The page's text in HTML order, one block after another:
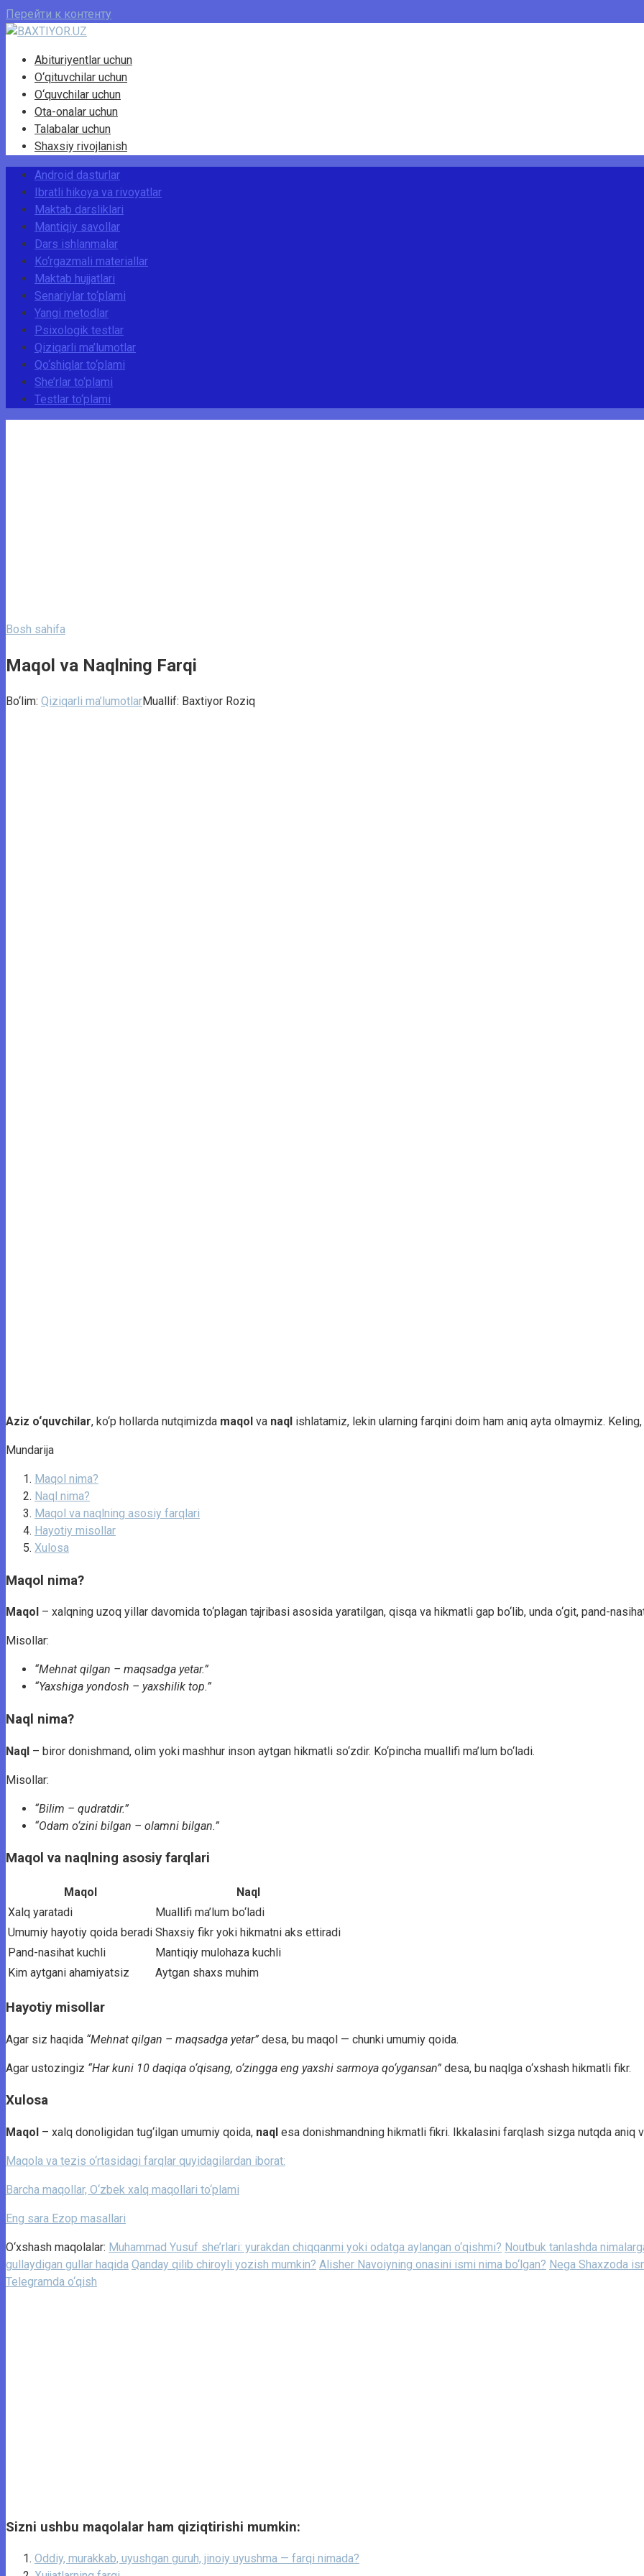
Перейти к контенту
Abituriyentlar uchun
O‘qituvchilar uchun
O‘quvchilar uchun
Ota-onalar uchun
Talabalar uchun
Shaxsiy rivojlanish
Android dasturlar
Ibratli hikoya va rivoyatlar
Maktab darsliklari
Mantiqiy savollar
Dars ishlanmalar
Ko‘rgazmali materiallar
Maktab hujjatlari
Senariylar to‘plami
Yangi metodlar
Psixologik testlar
Qiziqarli ma’lumotlar
Qo‘shiqlar to‘plami
She’rlar to‘plami
Testlar to‘plami
Bosh sahifa
Maqol va Naqlning Farqi
Bo‘lim: Qiziqarli ma’lumotlarMuallif: Baxtiyor Roziq
Aziz o‘quvchilar, ko‘p hollarda nutqimizda maqol va naql ishlatamiz, lekin ularning farqini doim ham aniq ayta olmaymiz.
Mundarija
Maqol nima?
Naql nima?
Maqol va naqlning asosiy farqlari
Hayotiy misollar
Xulosa
Maqol nima?
Maqol – xalqning uzoq yillar davomida to‘plagan tajribasi asosida yaratilgan, qisqa va hikmatli gap bo‘lib, unda o‘git, pand-
Misollar:
“Mehnat qilgan – maqsadga yetar.”
“Yaxshiga yondosh – yaxshilik top.”
Naql nima?
Naql – biror donishmand, olim yoki mashhur inson aytgan hikmatli so‘zdir. Ko‘pincha muallifi ma’lum bo‘ladi.
Misollar:
“Bilim – qudratdir.”
“Odam o‘zini bilgan – olamni bilgan.”
Maqol va naqlning asosiy farqlari
Maqol
Naql
Xalq yaratadi
Muallifi ma’lum bo‘ladi
Umumiy hayotiy qoida beradi Shaxsiy fikr yoki hikmatni aks ettiradi
Pand-nasihat kuchli
Mantiqiy mulohaza kuchli
Kim aytgani ahamiyatsiz
Aytgan shaxs muhim
Hayotiy misollar
Agar siz haqida “Mehnat qilgan – maqsadga yetar” desa, bu maqol — chunki umumiy qoida.
Agar ustozingiz “Har kuni 10 daqiqa o‘qisang, o‘zingga eng yaxshi sarmoya qo‘ygansan” desa, bu naqlga o‘xshash hikmatli fikr.
Xulosa
Maqol – xalq donoligidan tug‘ilgan umumiy qoida, naql esa donishmandning hikmatli fikri. Ikkalasini farqlash sizga nutqda aniq
Maqola va tezis o‘rtasidagi farqlar quyidagilardan iborat:
Barcha maqollar, O‘zbek xalq maqollari to‘plami
Eng sara Ezop masallari
O‘xshash maqolalar: Muhammad Yusuf she’rlari: yurakdan chiqqanmi yoki odatga aylangan o‘qishmi? Noutbuk tanlashda
gullaydigan gullar haqida Qanday qilib chiroyli yozish mumkin? Alisher Navoiyning onasini ismi nima bo‘lgan? Nega Shaxzoda
Telegramda o‘qish
Sizni ushbu maqolalar ham qiziqtirishi mumkin:
Oddiy, murakkab, uyushgan guruh, jinoiy uyushma — farqi nimada?